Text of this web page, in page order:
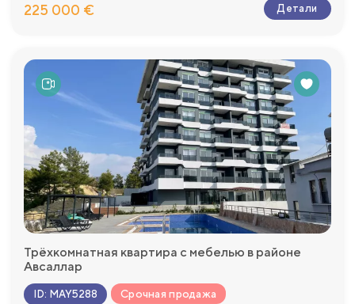
225 000 € Детали
Трёхкомнатная квартира с мебелью в районе
Авсаллар
ID: MAY5288 Срочная продажа